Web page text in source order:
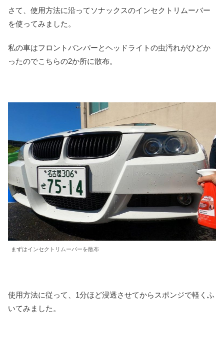
さて、使用方法に沿ってソナックスのインセクトリムーバー
を使ってみました。
私の車はフロントバンパーとヘッドライトの虫汚れがひどか
ったのでこちらの2か所に散布。
まずはインセクトリムーバーを散布
使用方法に従って、1分ほど浸透させてからスポンジで軽くふ
いてみました。